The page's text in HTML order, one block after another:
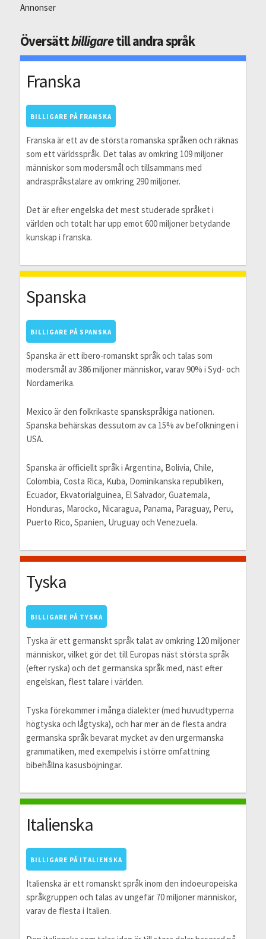
Annonser
Översättbilligaretill andra språk
Franska
BILLIGARE PÅ FRANSKA
Franska är ett av de största romanska språken och räknas
som ett världsspråk. Det talas av omkring 109 miljoner
människor som modersmål och tillsammans med
andraspråkstalare av omkring 290 miljoner.
Det är efter engelska det mest studerade språket i
världen och totalt har upp emot 600 miljoner betydande
kunskap i franska.
Spanska
BILLIGARE PÅ SPANSKA
Spanska är ett ibero-romanskt språk och talas som
modersmål av 386 miljoner människor, varav 90% i Syd- och
Nordamerika.
Mexico är den folkrikaste spanskspråkiga nationen.
Spanska behärskas dessutom av ca 15% av befolkningen i
USA.
Spanska är officiellt språk i Argentina, Bolivia, Chile,
Colombia, Costa Rica, Kuba, Dominikanska republiken,
Ecuador, Ekvatorialguinea, El Salvador, Guatemala,
Honduras, Marocko, Nicaragua, Panama, Paraguay, Peru,
Puerto Rico, Spanien, Uruguay och Venezuela.
Tyska
BILLIGARE PÅ TYSKA
Tyska är ett germanskt språk talat av omkring 120 miljoner
människor, vilket gör det till Europas näst största språk
(efter ryska) och det germanska språk med, näst efter
engelskan, flest talare i världen.
Tyska förekommer i många dialekter (med huvudtyperna
högtyska och lågtyska), och har mer än de flesta andra
germanska språk bevarat mycket av den urgermanska
grammatiken, med exempelvis i större omfattning
bibehållna kasusböjningar.
Italienska
BILLIGARE PÅ ITALIENSKA
Italienska är ett romanskt språk inom den indoeuropeiska
språkgruppen och talas av ungefär 70 miljoner människor,
varav de flesta i Italien.